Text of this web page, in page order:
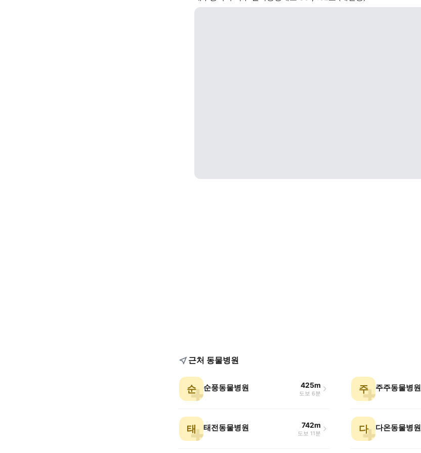
근처 동물병원
순 순풍동물병원 425m
도보 6분 주 주주동물병원
태 태전동물병원 742m
도보 11분 다 다온동물병원